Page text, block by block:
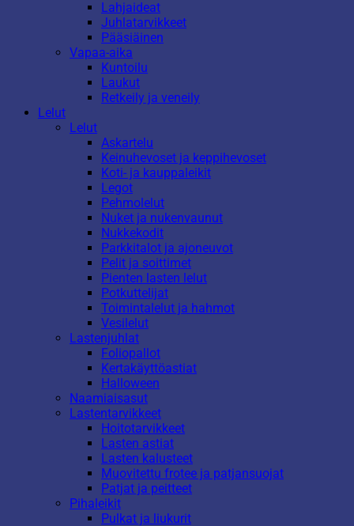
Lahjaideat
Juhlatarvikkeet
Pääsiäinen
Vapaa-aika
Kuntoilu
Laukut
Retkeily ja veneily
Lelut
Lelut
Askartelu
Keinuhevoset ja keppihevoset
Koti- ja kauppaleikit
Legot
Pehmolelut
Nuket ja nukenvaunut
Nukkekodit
Parkkitalot ja ajoneuvot
Pelit ja soittimet
Pienten lasten lelut
Potkuttelijat
Toimintalelut ja hahmot
Vesilelut
Lastenjuhlat
Foliopallot
Kertakäyttöastiat
Halloween
Naamiaisasut
Lastentarvikkeet
Hoitotarvikkeet
Lasten astiat
Lasten kalusteet
Muovitettu frotee ja patjansuojat
Patjat ja peitteet
Pihaleikit
Pulkat ja liukurit